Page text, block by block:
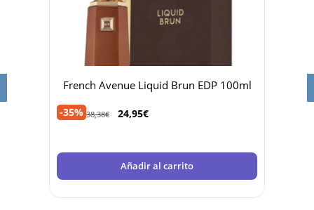
French Avenue Liquid Brun EDP 100ml
-35% 38,38€ 24,95€
Añadir al carrito